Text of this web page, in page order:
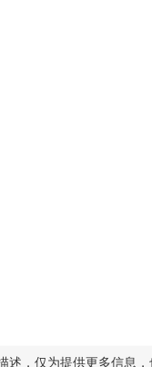
述，仅为提供更多信息